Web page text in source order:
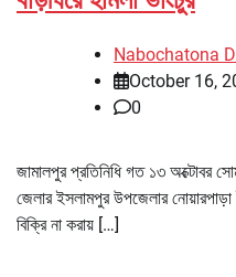
Nabochatona
October 16,
0
জামালপুর প্রতিনিধি গত ১৩ অক্টোবর
জেলার ইসলামপুর উপজেলার
বিক্রি না করায় […]